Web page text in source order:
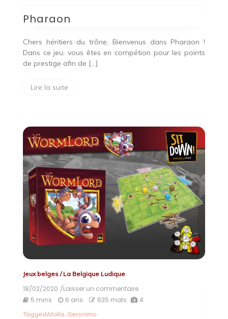
Pharaon
Chers héritiers du trône, Bienvenus dans Pharaon !
Dans ce jeu, vous êtes en compétion pour les points
de prestige afin de […]
Lire la suite
Jeux belges/La Belgique Ludique
18/02/2020 /Laisser un commentaireon
WormLord
5 mins 6 ans 635 mots 4
TaggedAtalia, Geronimo